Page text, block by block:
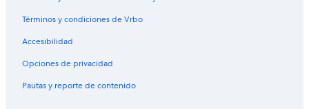
Términos y condiciones de Vrbo
Accesibilidad
Opciones de privacidad
Pautas y reporte de contenido